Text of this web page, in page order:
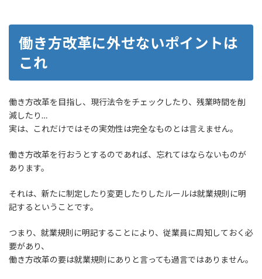
働き方改革に外せないポイントは
これ
働き方改革を目指し、現行法令をチェックしたり、残業時間を削
減したり…
実は、これだけではその実効性は完全なものとは言えません。
働き方改革を行おうとするのであれば、忘れてはならないものが
あります。
それは、新たに制定したり変更したりしたルールは就業規則に明
記するということです。
つまり、就業規則に明記することにより、従業員に周知しておく必
要があり、
働き方改革の要は就業規則にありと言っても過言ではありません。